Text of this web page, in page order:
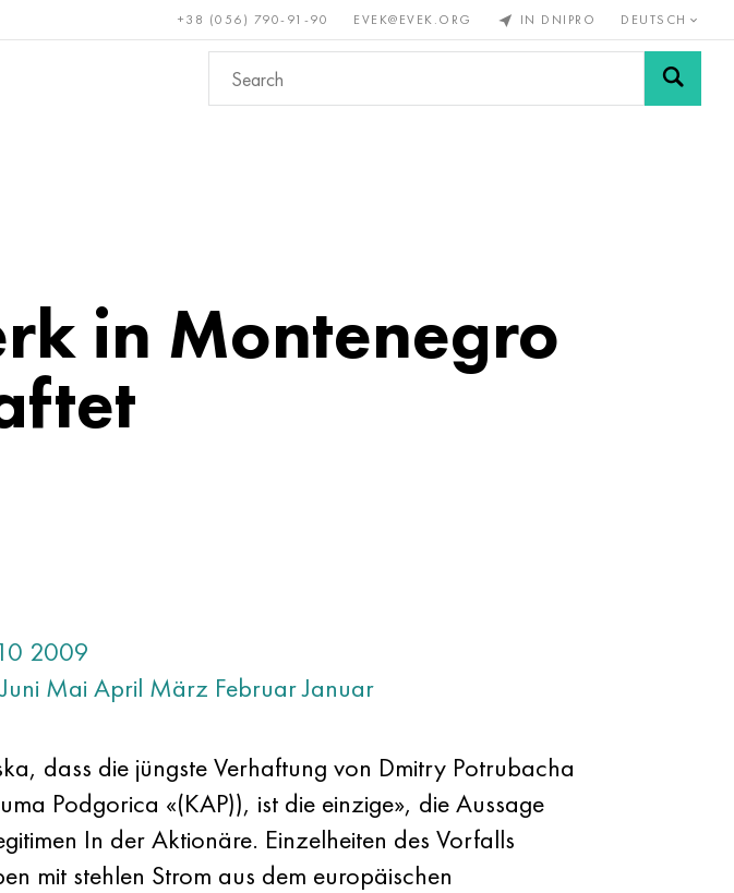
+38 (056) 790-91-90 EVEK@EVEK.ORG IN DNIPRO DEUTSCH
Kupfer, Nichteisenmetalle Stahl Drahtgewebe &
in Montenegro
2009
Juni Mai April März FebruarJanuar
dass die jüngste Verhaftung von Dmitry Potrubacha
Podgorica «(KAP)), ist die einzige», die Aussage
In der Aktionäre. Einzelheiten des Vorfalls
mit stehlen Strom aus dem europäischen